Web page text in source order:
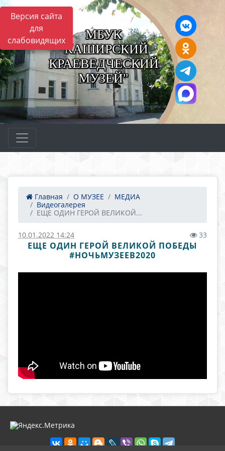
Версия сайта
для
слабовидящих
МБУК
"КАШИРСКИЙ
КРАЕВЕДЧЕСКИЙ
МУЗЕЙ"
Главная О МУЗЕЕ
МЕДИА
Видеогалерея
ЕЩЕ ОДИН ГЕРОЙ ВЕЛИКОЙ...
10.01.2022 14:24 33
ЕЩЕ ОДИН ГЕРОЙ ВЕЛИКОЙ ПОБЕДЫ
#НОЧЬМУЗЕЕВ2020